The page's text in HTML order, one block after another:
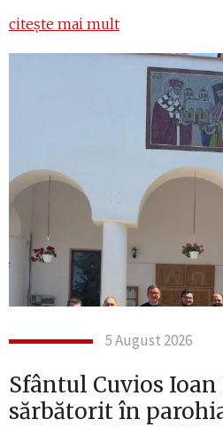
citește mai mult
5 August 2026
Sfântul Cuvios Ioan
sărbătorit în